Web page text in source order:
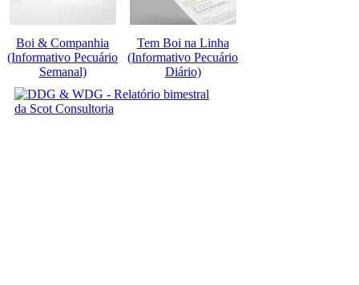
Boi & Companhia
(Informativo Pecuário
Semanal)
Tem Boi na Linha
(Informativo Pecuário
Diário)